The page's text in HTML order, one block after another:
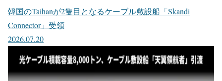
韓国のTaihanが2隻目となるケーブル敷設船「Skandi
Connector」受領
2026.07.20